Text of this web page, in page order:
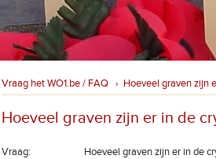
Vraag het WO1.be / FAQ › Hoeveel graven zijn
Hoeveel graven zijn er in de
Vraag:
Hoeveel graven zijn er in de